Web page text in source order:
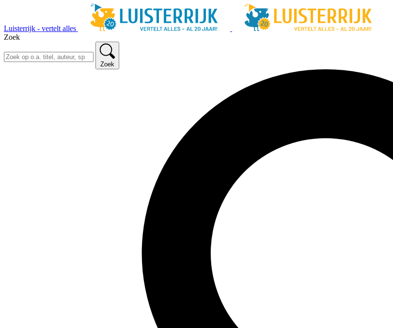
Luisterrijk - vertelt alles
Zoek
Zoek